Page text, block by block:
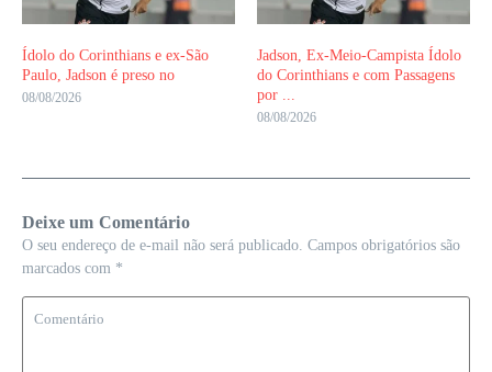
Ídolo do Corinthians e ex-São
Paulo, Jadson é preso no
08/08/2026
Jadson, Ex-Meio-Campista Ídolo
do Corinthians e com Passagens
por ...
08/08/2026
Deixe um Comentário
O seu endereço de e-mail não será publicado. Campos obrigatórios são
marcados com *